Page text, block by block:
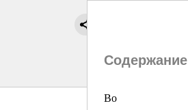
Содержание
Во